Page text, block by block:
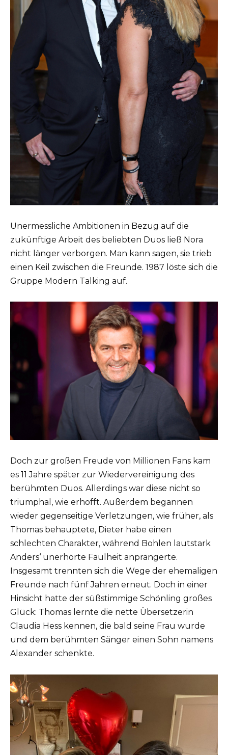
Unermessliche Ambitionen in Bezug auf die
zukünftige Arbeit des beliebten Duos ließ Nora
nicht länger verborgen. Man kann sagen, sie trieb
einen Keil zwischen die Freunde. 1987 löste sich die
Gruppe Modern Talking auf.
Doch zur großen Freude von Millionen Fans kam
es 11 Jahre später zur Wiedervereinigung des
berühmten Duos. Allerdings war diese nicht so
triumphal, wie erhofft. Außerdem begannen
wieder gegenseitige Verletzungen, wie früher, als
Thomas behauptete, Dieter habe einen
schlechten Charakter, während Bohlen lautstark
Anders‘ unerhörte Faulheit anprangerte.
Insgesamt trennten sich die Wege der ehemaligen
Freunde nach fünf Jahren erneut. Doch in einer
Hinsicht hatte der süßstimmige Schönling großes
Glück: Thomas lernte die nette Übersetzerin
Claudia Hess kennen, die bald seine Frau wurde
und dem berühmten Sänger einen Sohn namens
Alexander schenkte.